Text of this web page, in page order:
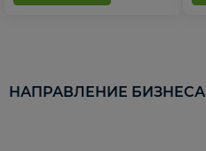
НАПРАВЛЕНИЕ БИЗНЕСА